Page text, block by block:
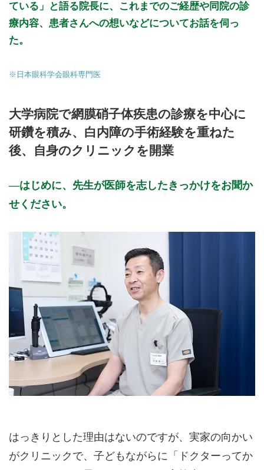
ている」と語る院長に、これまでのご経歴や同院の診
療内容、患者さんへの想いなどについてお話を伺っ
た。
※日本眼科学会眼科専門医
大学病院で網膜硝子体疾患の診療を中心に
研鑽を積み、白内障の手術経験を重ねた
後、自身のクリニックを開業
はじめに、先生が医師を志したきっかけをお聞か
せください。
はっきりとした理由はないのですが、実家の向かい
がクリニックで、子どもながらに「ドクターってか